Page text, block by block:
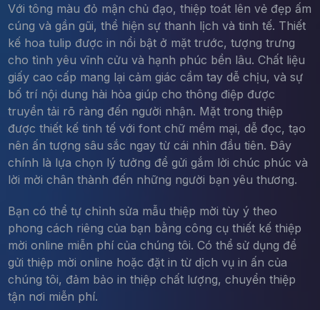
Với tông màu đỏ mận chủ đạo, thiệp toát lên vẻ đẹp ấm
cúng và gần gũi, thể hiện sự thanh lịch và tinh tế. Thiết
kế hoa tulip được in nổi bật ở mặt trước, tượng trưng
cho tình yêu vĩnh cửu và hạnh phúc bền lâu. Chất liệu
giấy cao cấp mang lại cảm giác cầm tay dễ chịu, và sự
bố trí nội dung hài hòa giúp cho thông điệp được
truyền tải rõ ràng đến người nhận. Mặt trong thiệp
được thiết kế tinh tế với font chữ mềm mại, dễ đọc, tạo
nên ấn tượng sâu sắc ngay từ cái nhìn đầu tiên. Đây
chính là lựa chọn lý tưởng để gửi gắm lời chúc phúc và
lời mời chân thành đến những người bạn yêu thương.
Bạn có thể tự chỉnh sửa mẫu thiệp mời tùy ý theo
phong cách riêng của bạn bằng công cụ thiết kế thiệp
mời online miễn phí của chúng tôi. Có thể sử dụng để
gửi thiệp mời online hoặc đặt in từ dịch vụ in ấn của
chúng tôi, đảm bảo in thiệp chất lượng, chuyển thiệp
tận nơi miễn phí.